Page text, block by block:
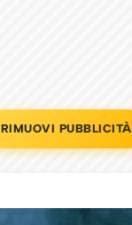
RIMUOVI PUBBLICITÀ